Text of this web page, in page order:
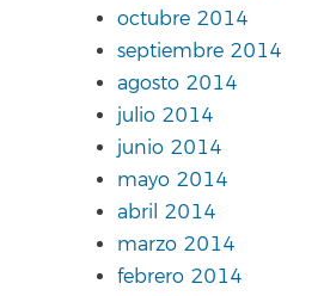
octubre 2014
septiembre 2014
agosto 2014
julio 2014
junio 2014
mayo 2014
abril 2014
marzo 2014
febrero 2014